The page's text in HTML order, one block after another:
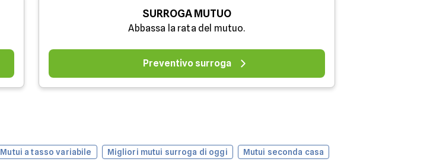
SURROGA MUTUO
Abbassa la rata del mutuo.
Preventivo surroga
Mutui a tasso variabile Migliori mutui surroga di oggi
Mutui seconda casa